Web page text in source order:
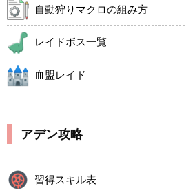
自動狩りマクロの組み方
レイドボス一覧
血盟レイド
アデン攻略
習得スキル表